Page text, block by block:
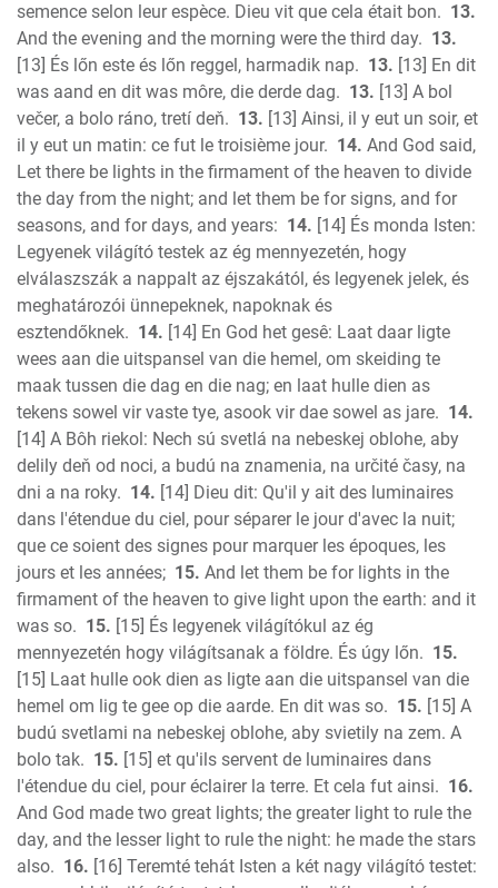
semence selon leur espèce. Dieu vit que cela était bon. 13.
And the evening and the morning were the third day. 13.
[13] És lőn este és lőn reggel, harmadik nap. 13. [13] En dit
was aand en dit was môre, die derde dag. 13. [13] A bol
večer, a bolo ráno, tretí deň. 13. [13] Ainsi, il y eut un soir, et
il y eut un matin: ce fut le troisième jour. 14. And God said,
Let there be lights in the firmament of the heaven to divide
the day from the night; and let them be for signs, and for
seasons, and for days, and years: 14. [14] És monda Isten:
Legyenek világító testek az ég mennyezetén, hogy
elválaszszák a nappalt az éjszakától, és legyenek jelek, és
meghatározói ünnepeknek, napoknak és
esztendőknek. 14. [14] En God het gesê: Laat daar ligte
wees aan die uitspansel van die hemel, om skeiding te
maak tussen die dag en die nag; en laat hulle dien as
tekens sowel vir vaste tye, asook vir dae sowel as jare. 14.
[14] A Bôh riekol: Nech sú svetlá na nebeskej oblohe, aby
delily deň od noci, a budú na znamenia, na určité časy, na
dni a na roky. 14. [14] Dieu dit: Qu'il y ait des luminaires
dans l'étendue du ciel, pour séparer le jour d'avec la nuit;
que ce soient des signes pour marquer les époques, les
jours et les années; 15. And let them be for lights in the
firmament of the heaven to give light upon the earth: and it
was so. 15. [15] És legyenek világítókul az ég
mennyezetén hogy világítsanak a földre. És úgy lőn. 15.
[15] Laat hulle ook dien as ligte aan die uitspansel van die
hemel om lig te gee op die aarde. En dit was so. 15. [15] A
budú svetlami na nebeskej oblohe, aby svietily na zem. A
bolo tak. 15. [15] et qu'ils servent de luminaires dans
l'étendue du ciel, pour éclairer la terre. Et cela fut ainsi. 16.
And God made two great lights; the greater light to rule the
day, and the lesser light to rule the night: he made the stars
also. 16. [16] Teremté tehát Isten a két nagy világító testet: